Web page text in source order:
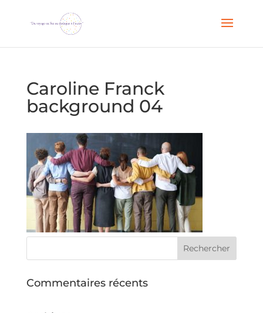
Caroline Franck
background 04
Commentaires récents